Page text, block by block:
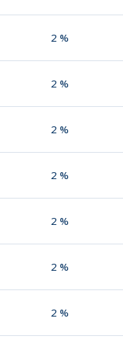
2 %
2 %
2 %
2 %
2 %
2 %
2 %